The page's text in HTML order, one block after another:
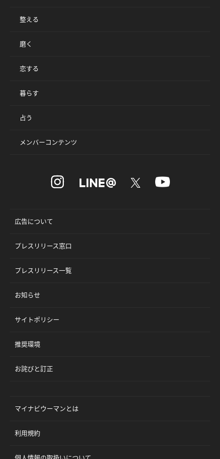
整える
磨く
恋する
暮らす
占う
メンバーコンテンツ
広告について
プレスリリース窓口
プレスリリース一覧
お知らせ
サイトポリシー
推奨環境
お詫びと訂正
マイナビウーマンとは
利用規約